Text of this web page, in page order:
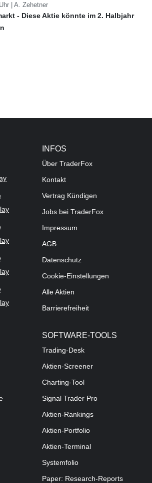
| A. Zehetner
- Diese Aktie könnte im 2. Halbjahr
ProFeed
INFOS
Über TraderFox
Kontakt
Vertrag Kündigen
Jobs bei TraderFox
Impressum
AGB
Datenschutz
Cookie-Einstellungen
Alle Aktien
Barrierefreiheit
SOFTWARE-TOOLS
Trading-Desk
Aktien-Screener
Charting-Tool
Signal Trader Pro
Aktien-Rankings
Aktien-Portfolio
Aktien-Terminal
Systemfolio
Paper: Research-Reports